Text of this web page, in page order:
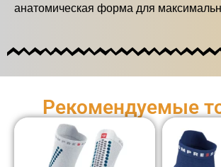
анатомическая форма для
Рекомендуемые